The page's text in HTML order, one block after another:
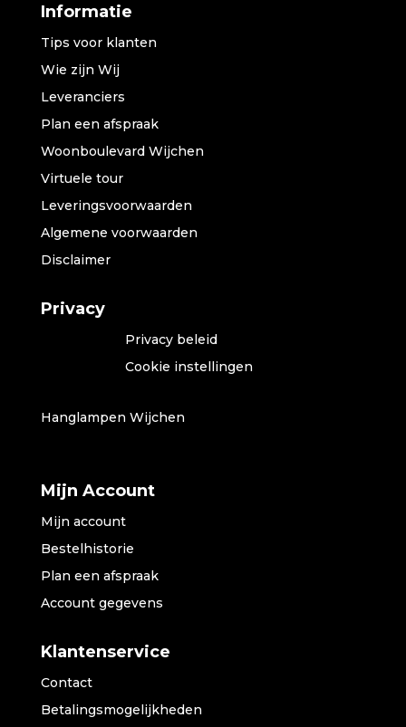
Informatie
Tips voor klanten
Wie zijn Wij
Leveranciers
Plan een afspraak
Woonboulevard Wijchen
Virtuele tour
Leveringsvoorwaarden
Algemene voorwaarden
Disclaimer
Privacy
Privacy beleid
Cookie instellingen
Hanglampen Wijchen
Mijn Account
Mijn account
Bestelhistorie
Plan een afspraak
Account gegevens
Klantenservice
Contact
Betalingsmogelijkheden